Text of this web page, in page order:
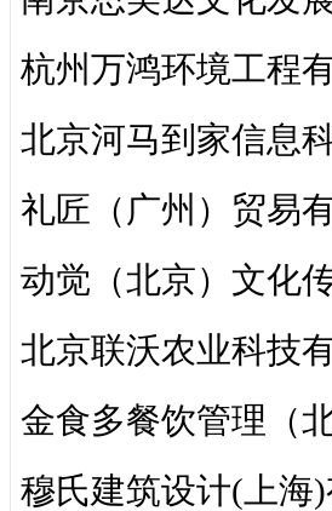
杭州万鸿环境工程
北京河马到家信息
礼匠（广州）贸易
动觉（北京）文化
北京联沃农业科技
金食多餐饮管理（
穆氏建筑设计(上海)